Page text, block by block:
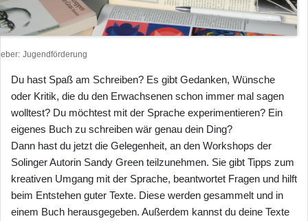
Jugendförderung
Du hast Spaß am Schreiben? Es gibt Gedanken, Wünsche
oder Kritik, die du den Erwachsenen schon immer mal sagen
wolltest? Du möchtest mit der Sprache experimentieren? Ein
eigenes Buch zu schreiben wär genau dein Ding?
Dann hast du jetzt die Gelegenheit, an den Workshops der
Solinger Autorin Sandy Green teilzunehmen. Sie gibt Tipps zum
kreativen Umgang mit der Sprache, beantwortet Fragen und hilft
beim Entstehen guter Texte. Diese werden gesammelt und in
einem Buch herausgegeben. Außerdem kannst du deine Texte